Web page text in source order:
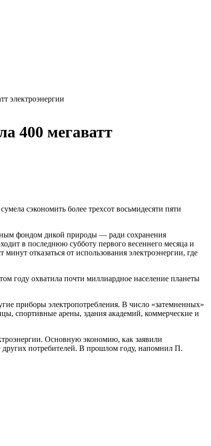
электроэнергии
400 мегаватт
сэкономить более трехсот восьмидесяти пяти
фондом дикой природы — ради сохранения
в последнюю субботу первого весеннего месяца и
отказаться от использования электроэнергии, где
году охватила почти миллиардное население планеты
приборы электропотребления. В число «затемненных»
спортивные арены, здания академий, коммерческие и
Основную экономию, как заявили
других потребителей. В прошлом году, напомнил П.